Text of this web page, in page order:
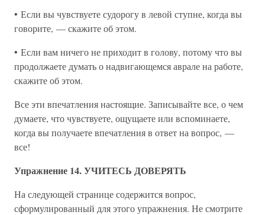
• Если вы чувствуете судорогу в левой ступне, когда вы
говорите, — скажите об этом.
• Если вам ничего не приходит в голову, потому что вы
продолжаете думать о надвигающемся аврале на работе,
скажите об этом.
Все эти впечатления настоящие. Записывайте все, о чем
думаете, что чувствуете, ощущаете или вспоминаете,
когда вы получаете впечатления в ответ на вопрос, —
все!
Упражнение 14. УЧИТЕСЬ ДОВЕРЯТЬ
На следующей странице содержится вопрос,
сформулированный для этого упражнения. Не смотрите